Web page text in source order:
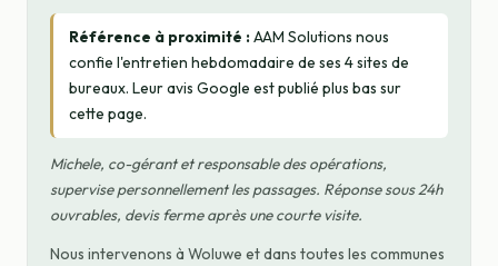
Référence à proximité :AAM Solutions nous
confie l'entretien hebdomadaire de ses 4 sites de
bureaux. Leur avis Google est publié plus bas sur
cette page.
Michele, co-gérant et responsable des opérations,
supervise personnellement les passages. Réponse sous 24h
ouvrables, devis ferme après une courte visite.
Nous intervenons à Woluwe et dans toutes les communes